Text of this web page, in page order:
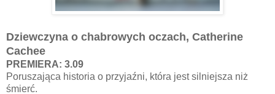
Dziewczyna o chabrowych oczach, Catherine
Cachee
PREMIERA: 3.09
Poruszająca historia o przyjaźni, która jest silniejsza niż
śmierć.